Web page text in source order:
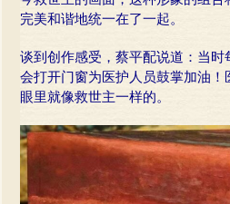
完美和谐地统一在了一起。
谈到创作感受，蔡平配说道：当
会打开门窗为医护人员鼓掌加油
眼里就像救世主一样的。